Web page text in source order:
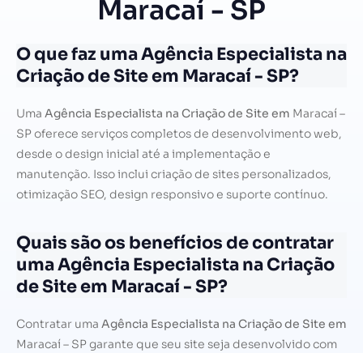
Maracaí - SP
O que faz uma Agência Especialista na
Criação de Site em Maracaí - SP?
Uma Agência Especialista na Criação de Site em Maracaí –
SP oferece serviços completos de desenvolvimento web,
desde o design inicial até a implementação e
manutenção. Isso inclui criação de sites personalizados,
otimização SEO, design responsivo e suporte contínuo.
Quais são os benefícios de contratar
uma Agência Especialista na Criação
de Site em Maracaí - SP?
Contratar uma Agência Especialista na Criação de Site em
Maracaí – SP garante que seu site seja desenvolvido com